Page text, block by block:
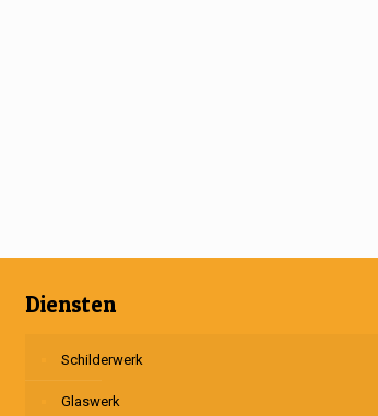
Diensten
Schilderwerk
Glaswerk